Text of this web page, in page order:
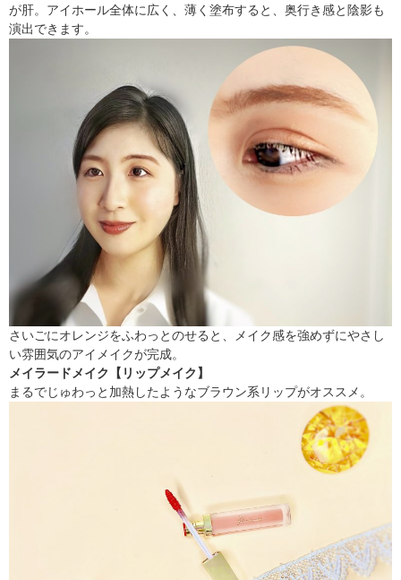
が肝。アイホール全体に広く、薄く塗布すると、奥行き感と陰影も
演出できます。
さいごにオレンジをふわっとのせると、メイク感を強めずにやさし
い雰囲気のアイメイクが完成。
メイラードメイク【リップメイク】
まるでじゅわっと加熱したようなブラウン系リップがオススメ。